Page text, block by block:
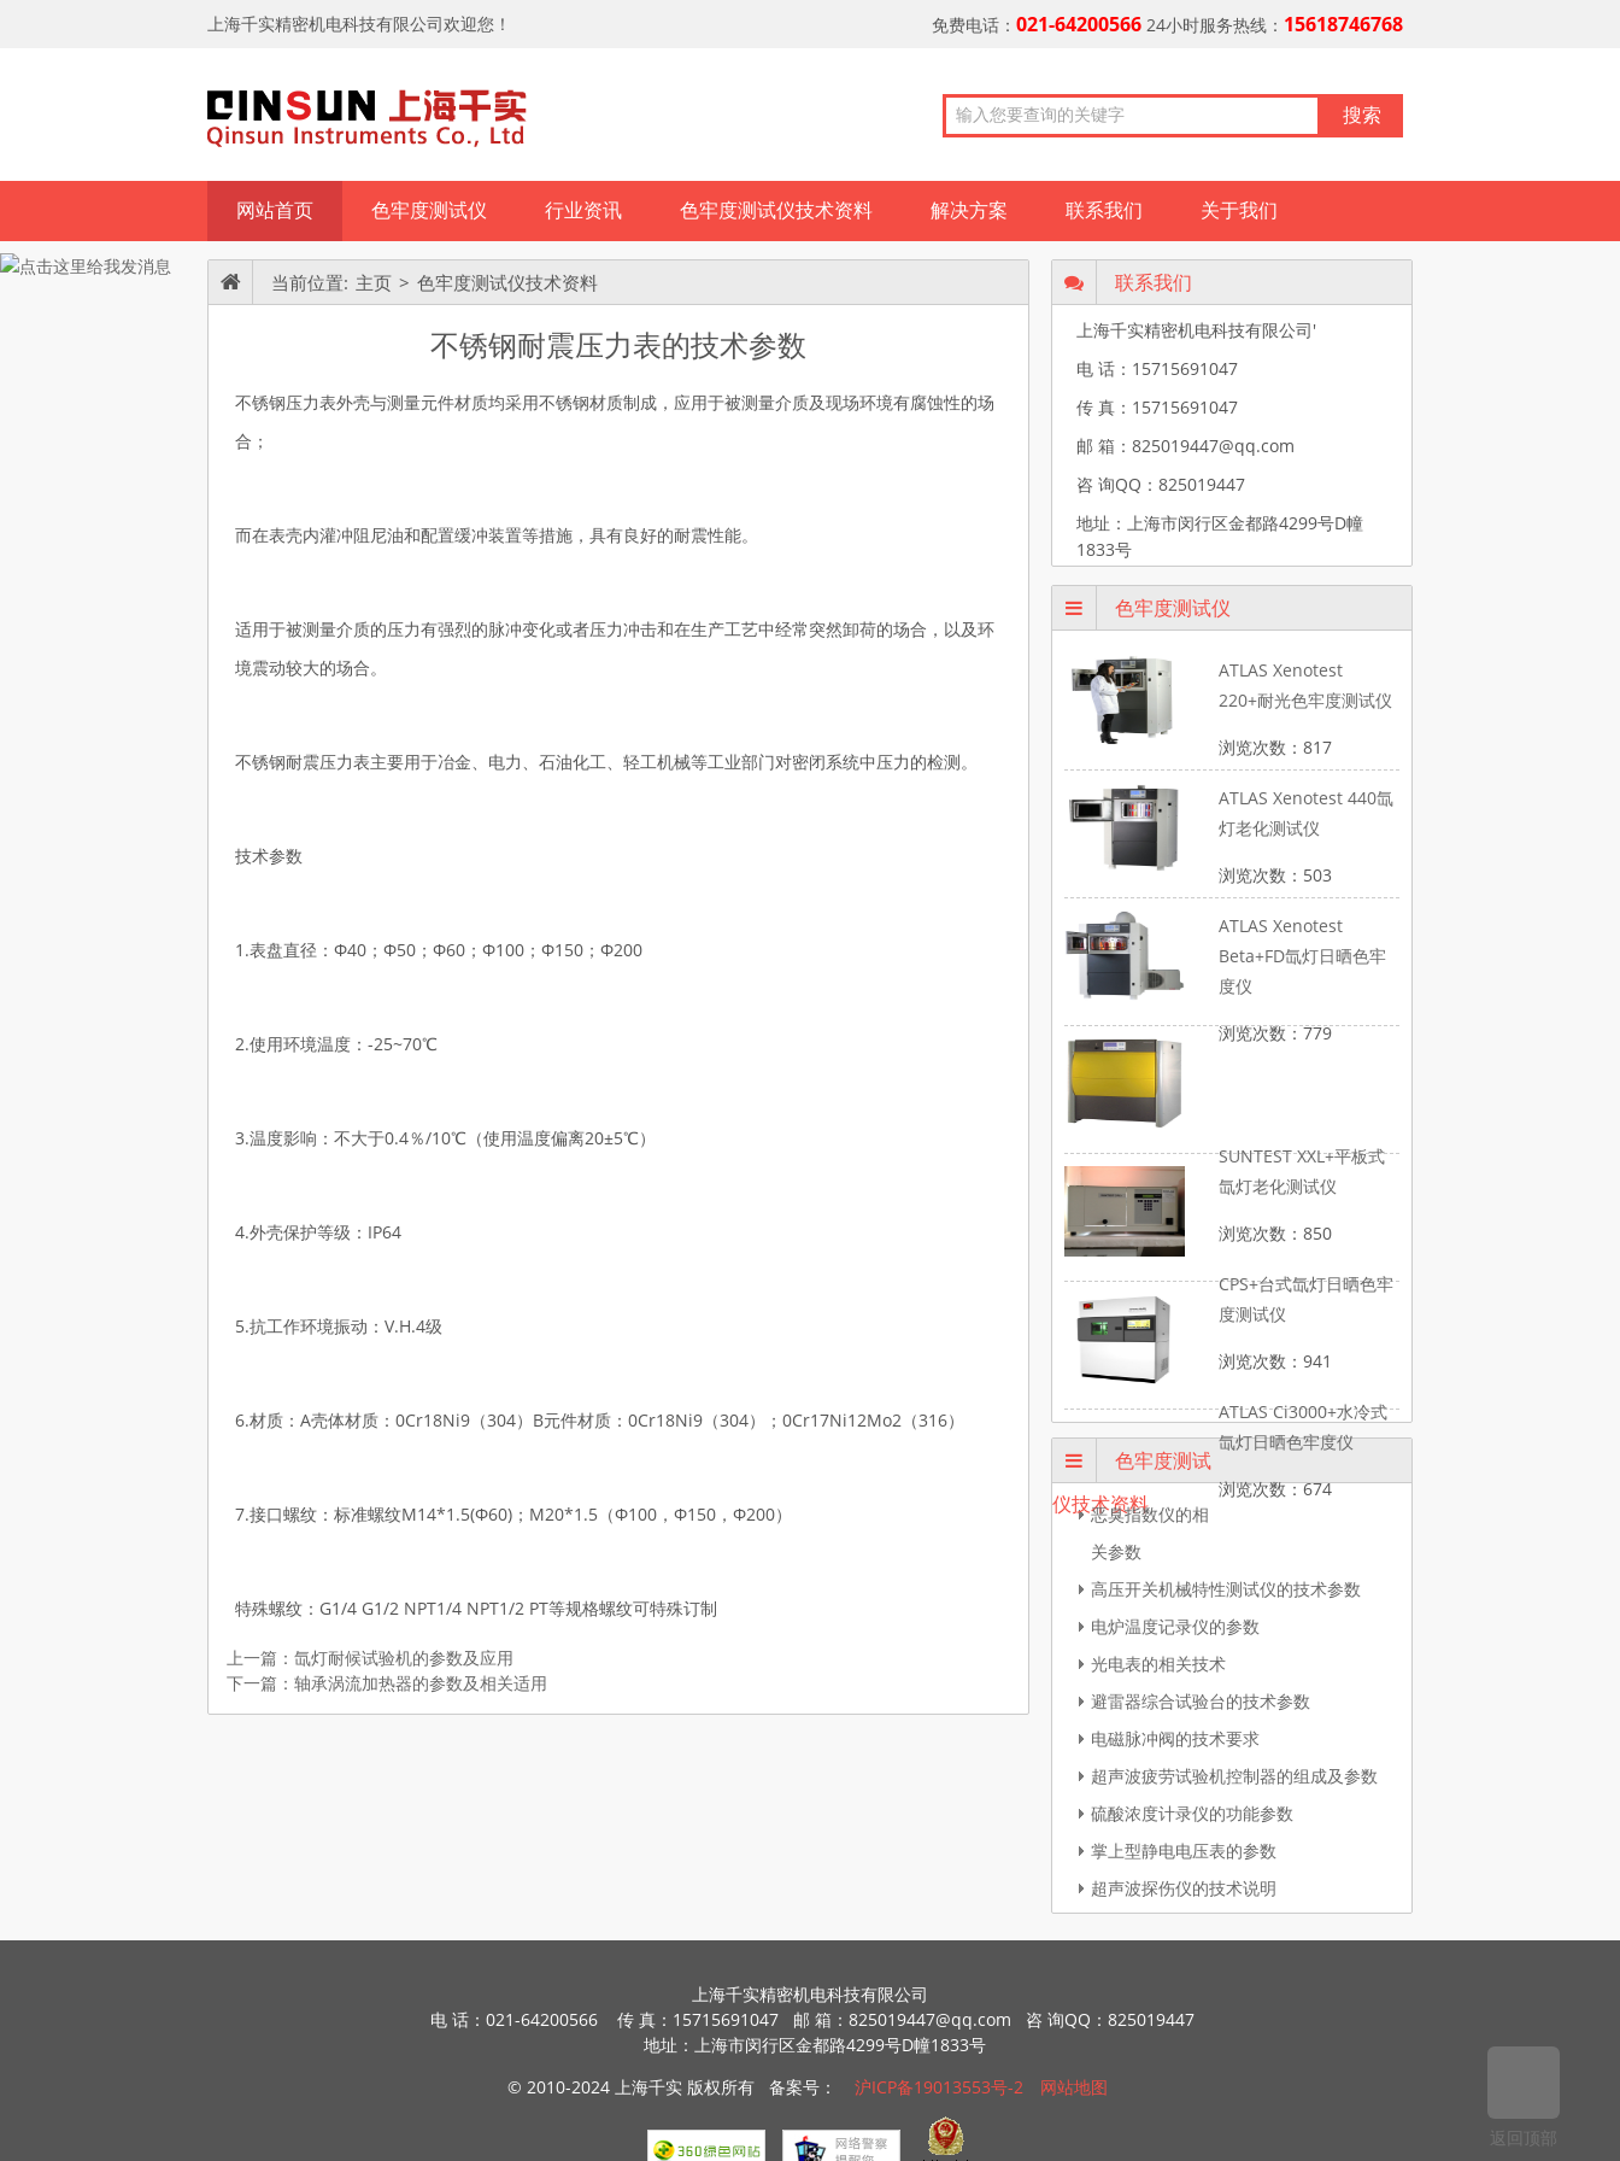
上海千实精密机电科技有限公司欢迎您！ 免费电话： 021-64200566 24小时服务热线： 15618746768
网站首页 色牢度测试仪 行业资讯 色牢度测试仪技术资料 解决方案 联系我们 关于我们
技术资料
当前位置: 主页 > 色牢度测试仪技术资料
不锈钢耐震压力表的技术参数
不锈钢压力表外壳与测量元件材质均采用不锈钢材质制成，应用于被测量介质及现场环境有腐蚀性的场
合；
而在表壳内灌冲阻尼油和配置缓冲装置等措施，具有良好的耐震性能。
适用于被测量介质的压力有强烈的脉冲变化或者压力冲击和在生产工艺中经常突然卸荷的场合，以及环
境震动较大的场合。
不锈钢耐震压力表主要用于冶金、电力、石油化工、轻工机械等工业部门对密闭系统中压力的检测。
技术参数
1.表盘直径：Φ40；Φ50；Φ60；Φ100；Φ150；Φ200
2.使用环境温度：-25~70℃
3.温度影响：不大于0.4％/10℃（使用温度偏离20±5℃）
4.外壳保护等级：IP64
5.抗工作环境振动：V.H.4级
6.材质：A壳体材质：0Cr18Ni9（304）B元件材质：0Cr18Ni9（304）；0Cr17Ni12Mo2（316）
7.接口螺纹：标准螺纹M14*1.5(Φ60)；M20*1.5（Φ100，Φ150，Φ200）
特殊螺纹：G1/4 G1/2 NPT1/4 NPT1/2 PT等规格螺纹可特殊订制
上一篇：氙灯耐候试验机的参数及应用
下一篇：轴承涡流加热器的参数及相关适用
联系我们
上海千实精密机电科技有限公司'
电 话：15715691047
传 真：15715691047
邮 箱：825019447@qq.com
咨 询QQ：825019447
地址：上海市闵行区金都路4299号D幢
1833号
色牢度测试仪
ATLAS Xenotest
220+耐光色牢度测试仪
浏览次数：817
ATLAS Xenotest 440氙
灯老化测试仪
浏览次数：503
ATLAS Xenotest
Beta+FD氙灯日晒色牢
度仪
浏览次数：779
SUNTEST XXL+平板式
氙灯老化测试仪
浏览次数：850
CPS+台式氙灯日晒色牢
度测试仪
浏览次数：941
ATLAS Ci3000+水冷式
氙灯日晒色牢度仪
浏览次数：674
色牢度测试
仪技术资料
恶臭指数仪的相
关参数
高压开关机械特性测试仪的技术参数
电炉温度记录仪的参数
光电表的相关技术
避雷器综合试验台的技术参数
电磁脉冲阀的技术要求
超声波疲劳试验机控制器的组成及参数
硫酸浓度计录仪的功能参数
掌上型静电电压表的参数
超声波探伤仪的技术说明
上海千实精密机电科技有限公司
电 话：021-64200566 传 真：15715691047 邮 箱：825019447@qq.com 咨 询QQ：825019447
地址：上海市闵行区金都路4299号D幢1833号
© 2010-2024 上海千实 版权所有 备案号：
沪ICP备19013553号-2 网站地图
返回顶部